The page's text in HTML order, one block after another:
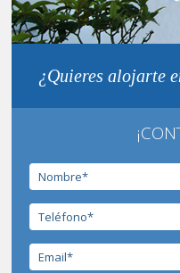
¿Quieres alojarte